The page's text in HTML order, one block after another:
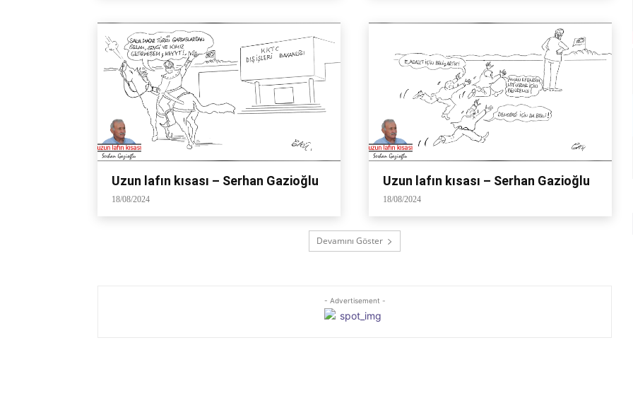
Uzun lafın kısası – Serhan Gazioğlu
18/08/2024
Uzun lafın kısası – Serhan Gazioğlu
18/08/2024
Devamını Göster
- Advertisement -